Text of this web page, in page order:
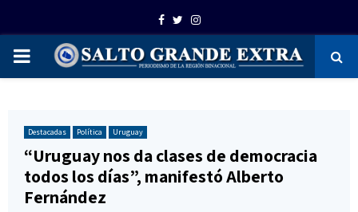
Facebook
TwitterInstagram
PRIMARY
Destacadas Política Uruguay
“Uruguay nos da clases de democracia
todos los días”, manifestó Alberto
Fernández